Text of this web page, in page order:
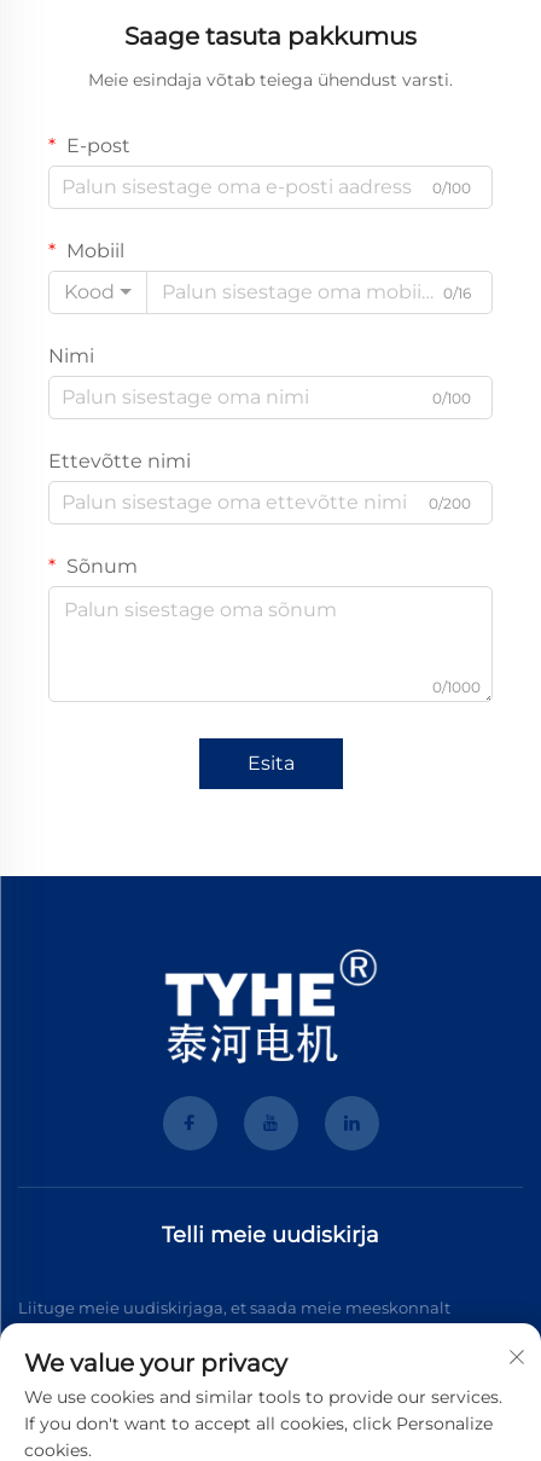
Saage tasuta pakkumus
Meie esindaja võtab teiega ühendust varsti.
E-post
0/100
Mobiil
Kood
0/16
Nimi
0/100
Ettevõtte nimi
0/200
Sõnum
0/1000
Esita
Telli meie uudiskirja
Liituge meie uudiskirjaga, et saada meie meeskonnalt
Telli
We value your privacy
We use cookies and similar tools to provide our services.
If you don't want to accept all cookies, click Personalize
cookies.